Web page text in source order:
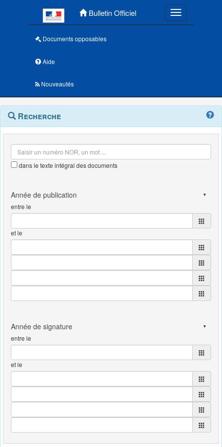
Bulletin Officiel Toggle
Documents opposables
Aide
Nouveautés
Navigation
outils
Menu
contextuel
Recherche
dans le texte intégral des documents
entre le
et le
entre le
et le